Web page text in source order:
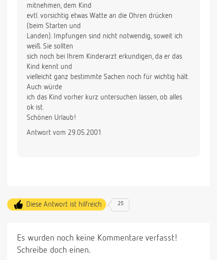
mitnehmen, dem Kind
evtl. vorsichtig etwas Watte an die Ohren drücken
(beim Starten und
Landen). Impfungen sind nicht notwendig, soweit ich
weiß. Sie sollten
sich noch bei Ihrem Kinderarzt erkundigen, da er das
Kind kennt und
vielleicht ganz bestimmte Sachen noch für wichtig hält.
Auch würde
ich das Kind vorher kurz untersuchen lassen, ob alles
ok ist.
Schönen Urlaub!
Antwort vom 29.05.2001
Diese Antwort ist hilfreich 25
Es wurden noch keine Kommentare verfasst!
Schreibe doch einen.